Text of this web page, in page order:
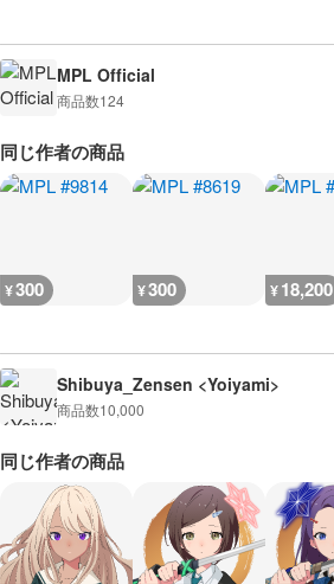
MPL Official
商品数124
同じ作者の商品
¥300 ¥300 ¥18,200
Shibuya_Zensen <Yoiyami>
商品数10,000
同じ作者の商品